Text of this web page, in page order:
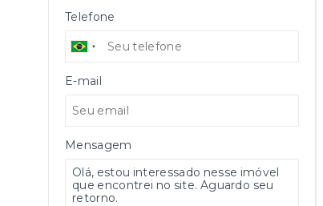
Telefone
E-mail
Mensagem